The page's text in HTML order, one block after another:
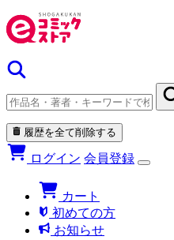
履歴を全て削除する
ログイン 会員登録
カート
初めての方
お知らせ